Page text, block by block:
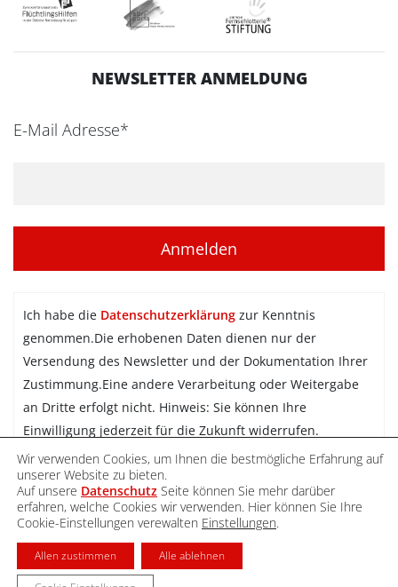
NEWSLETTER ANMELDUNG
E-Mail Adresse*
Ich habe die Datenschutzerklärung zur Kenntnis
genommen.Die erhobenen Daten dienen nur der
Versendung des Newsletter und der Dokumentation Ihrer
Zustimmung.Eine andere Verarbeitung oder Weitergabe
an Dritte erfolgt nicht. Hinweis: Sie können Ihre
Einwilligung jederzeit für die Zukunft widerrufen.
Newsletter abonnieren
DATENSCHUTZ IMPRESSUM
Wir verwenden Cookies, um Ihnen die bestmögliche Erfahrung auf
unserer Website zu bieten.
Auf unsere Datenschutz Seite können Sie mehr darüber
erfahren, welche Cookies wir verwenden. Hier können Sie Ihre
Cookie-Einstellungen verewalten Einstellungen.
Allen zustimmen Alle ablehnen